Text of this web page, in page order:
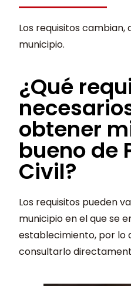
Los requisitos cambian,
municipio.
¿Qué
obtener
bueno de
Civil?
Los requisitos pueden
municipio en el que se
establecimiento, por lo
consultarlo